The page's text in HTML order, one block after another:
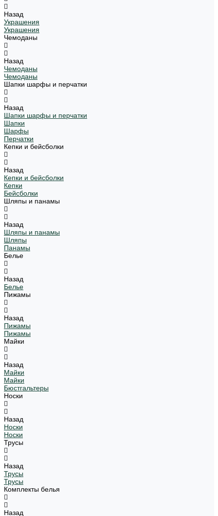
Назад
Украшения
Украшения
Чемоданы
Назад
Чемоданы
Чемоданы
Шапки шарфы и перчатки
Назад
Шапки шарфы и перчатки
Шапки
Шарфы
Перчатки
Кепки и бейсболки
Назад
Кепки и бейсболки
Кепки
Бейсболки
Шляпы и панамы
Назад
Шляпы и панамы
Шляпы
Панамы
Белье
Назад
Белье
Пижамы
Назад
Пижамы
Пижамы
Майки
Назад
Майки
Майки
Бюстгальтеры
Носки
Назад
Носки
Носки
Трусы
Назад
Трусы
Трусы
Комплекты белья
Назад